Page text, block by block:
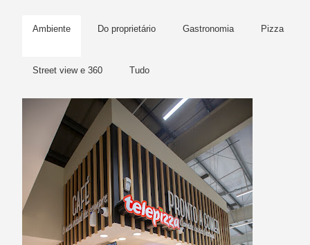
Ambiente Do proprietário Gastronomia Pizza
Street view e 360 Tudo